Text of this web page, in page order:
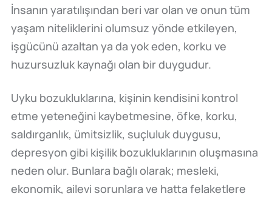
İnsanın yaratılışından beri var olan ve onun tüm
yaşam niteliklerini olumsuz yönde etkileyen,
işgücünü azaltan ya da yok eden, korku ve
huzursuzluk kaynağı olan bir duygudur.
Uyku bozukluklarına, kişinin kendisini kontrol
etme yeteneğini kaybetmesine, öfke, korku,
saldırganlık, ümitsizlik, suçluluk duygusu,
depresyon gibi kişilik bozukluklarının oluşmasına
neden olur. Bunlara bağlı olarak; mesleki,
ekonomik, ailevi sorunlara ve hatta felaketlere